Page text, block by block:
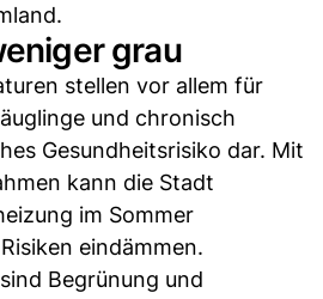
grau
stellen vor allem für
und chronisch
Gesundheitsrisiko dar. Mit
kann die Stadt
im Sommer
eindämmen.
Begrünung und